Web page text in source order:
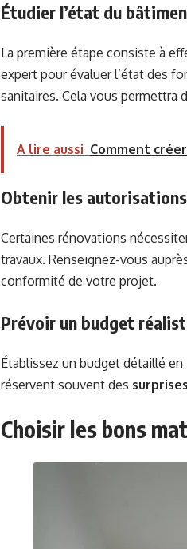
Étudier l’état du
La première étape consiste à
expert pour évaluer l’état des
sanitaires. Cela vous permettra
A lire aussi Comment
Obtenir les
Certaines rénovations
travaux. Renseignez-vous
conformité de votre projet.
Prévoir un budget
Établissez un budget détaillé
réservent souvent des
Choisir les bons